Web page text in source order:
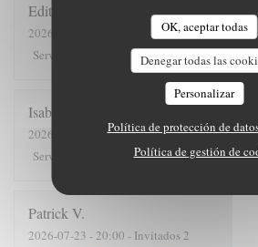
OK, aceptar todas
Denegar todas las
Personalizar
Política de protección de
Política de gestión de
Edith
2026-07-26
- 19:00 - Invitados 8
Servicio
Ambiente:4/5 Menú:5/5
Isabelle
2026-07-25
- 12:30 - Invitados 7
Servicio
Ambiente:5/5 Menú:5/5
Patrick V
2026-07-23 - 20:00 - Invitados 2